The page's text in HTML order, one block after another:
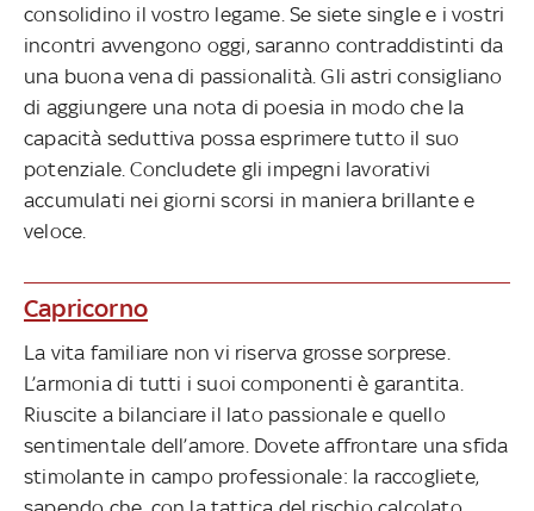
consolidino il vostro legame. Se siete single e i vostri
incontri avvengono oggi, saranno contraddistinti da
una buona vena di passionalità. Gli astri consigliano
di aggiungere una nota di poesia in modo che la
capacità seduttiva possa esprimere tutto il suo
potenziale. Concludete gli impegni lavorativi
accumulati nei giorni scorsi in maniera brillante e
veloce.
Capricorno
La vita familiare non vi riserva grosse sorprese.
L’armonia di tutti i suoi componenti è garantita.
Riuscite a bilanciare il lato passionale e quello
sentimentale dell’amore. Dovete affrontare una sfida
stimolante in campo professionale: la raccogliete,